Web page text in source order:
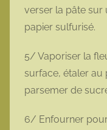
verser la pâte
papier sulfurisé.
5/ Vaporiser la
surface, étaler au
parsemer de
6/ Enfourner